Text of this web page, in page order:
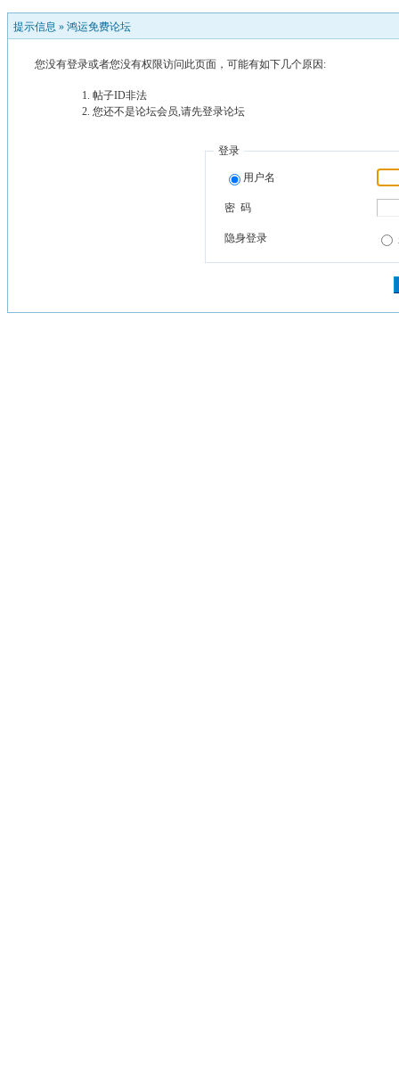
提示信息 » 鸿运免费论坛
您没有登录或者您没有权限访问此页面，可能有如下几个原因:
帖子ID非法
您还不是论坛会员,请先登录论坛
登录
用户名
密 码
隐身登录